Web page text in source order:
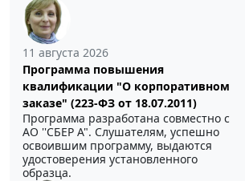
11 августа 2026
Программа повышения
квалификации "О корпоративном
заказе" (223-ФЗ от 18.07.2011)
Программа разработана совместно с
АО ''СБЕР А". Слушателям, успешно
освоившим программу, выдаются
удостоверения установленного
образца.